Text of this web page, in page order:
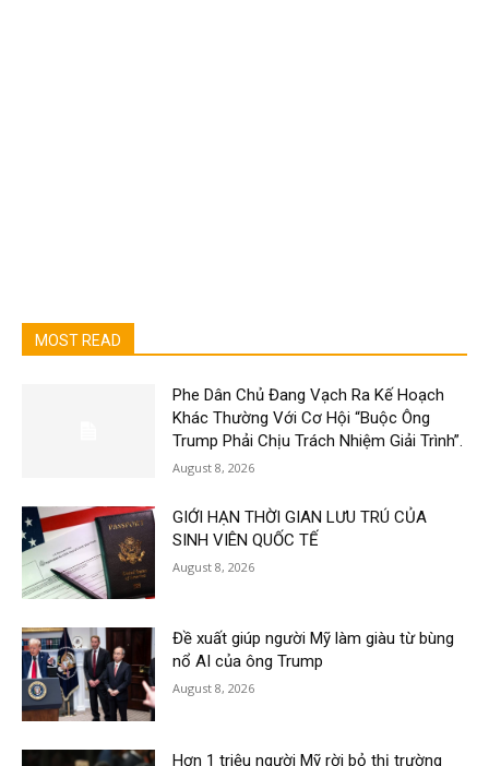
MOST READ
Phe Dân Chủ Đang Vạch Ra Kế Hoạch
Khác Thường Với Cơ Hội “Buộc Ông
Trump Phải Chịu Trách Nhiệm Giải Trình”.
August 8, 2026
GIỚI HẠN THỜI GIAN LƯU TRÚ CỦA
SINH VIÊN QUỐC TẾ
August 8, 2026
Đề xuất giúp người Mỹ làm giàu từ bùng
nổ AI của ông Trump
August 8, 2026
Hơn 1 triệu người Mỹ rời bỏ thị trường